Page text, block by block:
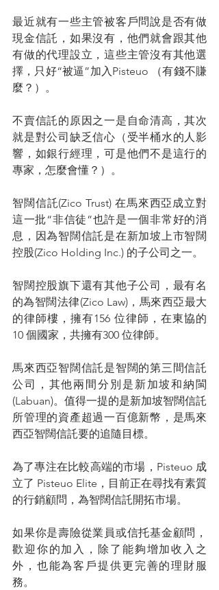
最近就有一些主管被客戶問說是否有做
現金信託，如果沒有，他們就會跟其他
有做的代理設立，這些主管沒有其他選
擇，只好“被逼”加入Pisteuo （有錢不賺
麼？）。
不賣信託的原因之一是自命清高，其次
就是對公司缺乏信心（受半桶水的人影
響，如銀行經理，可是他們不是這行的
專家，怎麼會懂？）。
智闊信託(Zico Trust) 在馬來西亞成立對
這一批“非信徒”也許是一個非常好的消
息，因為智闊信託是在新加坡上市智闊
控股(Zico Holding Inc.) 的子公司之一。
智闊控股旗下還有其他子公司，最有名
的為智闊法律(Zico Law)，馬來西亞最大
的律師樓，擁有156 位律師，在東協的
10 個國家，共擁有300 位律師。
馬來西亞智闊信託是智闊的第三間信託
公司，其他兩間分別是新加坡和納閩
(Labuan)。值得一提的是新加坡智闊信託
所管理的資產超過一百億新幣，是馬來
西亞智闊信託要的追隨目標。
為了專注在比較高端的市場，Pisteuo 成
立了 Pisteuo Elite，目前正在尋找有素質
的行銷顧問，為智闊信託開拓市場。
如果你是壽險從業員或信托基金顧問，
歡迎你的加入，除了能夠增加收入之
外，也能為客戶提供更完善的理財服
務。